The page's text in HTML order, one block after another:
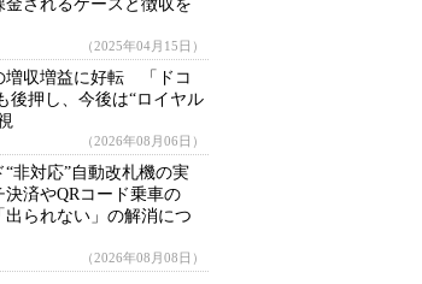
されるケースと徴収を
（2025年04月15日）
増収増益に好転 「ドコ
後押し、今後は“ロイヤル
（2026年08月06日）
非対応”自動改札機の実
済やQRコード乗車の
出られない」の解消につ
（2026年08月08日）